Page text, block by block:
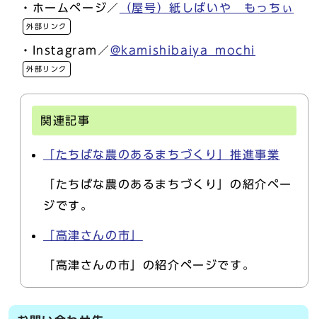
・ホームページ／ （屋号）紙しばいや もっちぃ
外部リンク
・Instagram／@kamishibaiya_mochi
外部リンク
関連記事
「たちばな農のあるまちづくり」推進事業
「たちばな農のあるまちづくり」の紹介ペー
ジです。
「高津さんの市」
「高津さんの市」の紹介ページです。